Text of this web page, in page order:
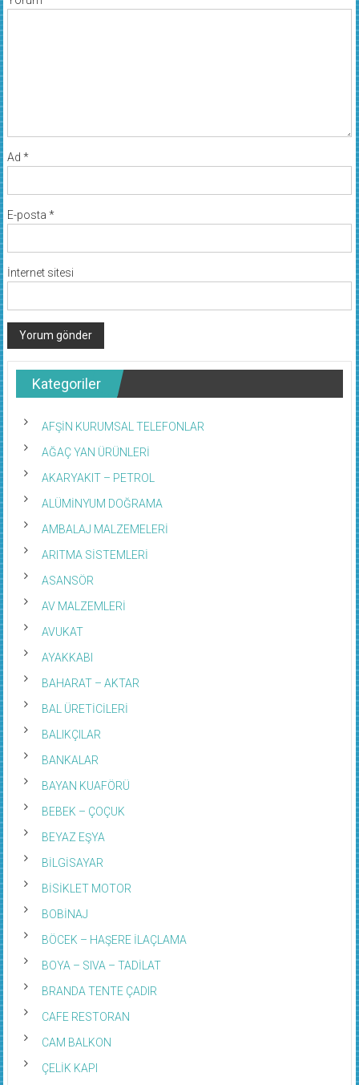
Ad *
E-posta *
İnternet sitesi
Kategoriler
AFŞİN KURUMSAL TELEFONLAR
AĞAÇ YAN ÜRÜNLERİ
AKARYAKIT – PETROL
ALÜMİNYUM DOĞRAMA
AMBALAJ MALZEMELERİ
ARITMA SİSTEMLERİ
ASANSÖR
AV MALZEMLERİ
AVUKAT
AYAKKABI
BAHARAT – AKTAR
BAL ÜRETİCİLERİ
BALIKÇILAR
BANKALAR
BAYAN KUAFÖRÜ
BEBEK – ÇOÇUK
BEYAZ EŞYA
BİLGİSAYAR
BİSİKLET MOTOR
BOBİNAJ
BÖCEK – HAŞERE İLAÇLAMA
BOYA – SIVA – TADİLAT
BRANDA TENTE ÇADIR
CAFE RESTORAN
CAM BALKON
ÇELİK KAPI